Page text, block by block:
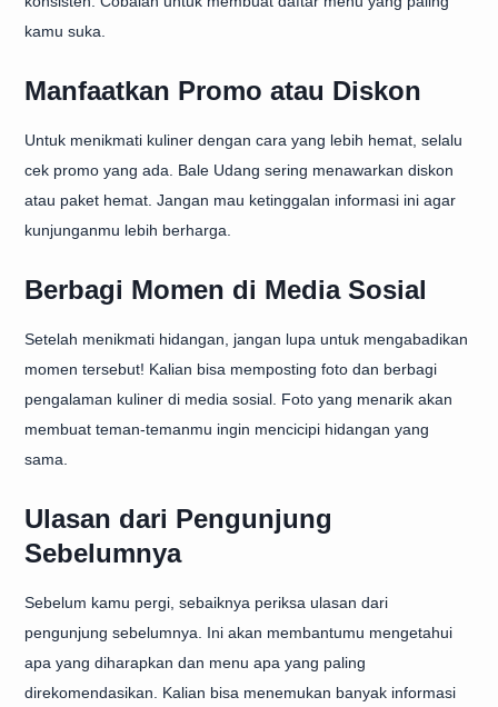
kamu suka.
Manfaatkan Promo atau Diskon
Untuk menikmati kuliner dengan cara yang lebih hemat, selalu
cek promo yang ada. Bale Udang sering menawarkan diskon
atau paket hemat. Jangan mau ketinggalan informasi ini agar
kunjunganmu lebih berharga.
Berbagi Momen di Media Sosial
Setelah menikmati hidangan, jangan lupa untuk mengabadikan
momen tersebut! Kalian bisa memposting foto dan berbagi
pengalaman kuliner di media sosial. Foto yang menarik akan
membuat teman-temanmu ingin mencicipi hidangan yang
sama.
Ulasan dari Pengunjung
Sebelumnya
Sebelum kamu pergi, sebaiknya periksa ulasan dari
pengunjung sebelumnya. Ini akan membantumu mengetahui
apa yang diharapkan dan menu apa yang paling
direkomendasikan. Kalian bisa menemukan banyak informasi